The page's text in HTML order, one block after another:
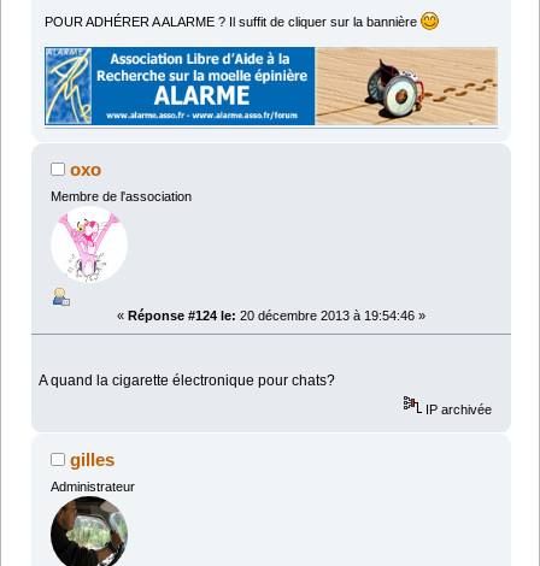
POUR ADHÉRER A ALARME ? Il suffit de cliquer sur la bannière
oxo
Membre de l'association
« Réponse #124 le: 20 décembre 2013 à 19:54:46 »
A quand la cigarette électronique pour chats?
IP archivée
gilles
Administrateur